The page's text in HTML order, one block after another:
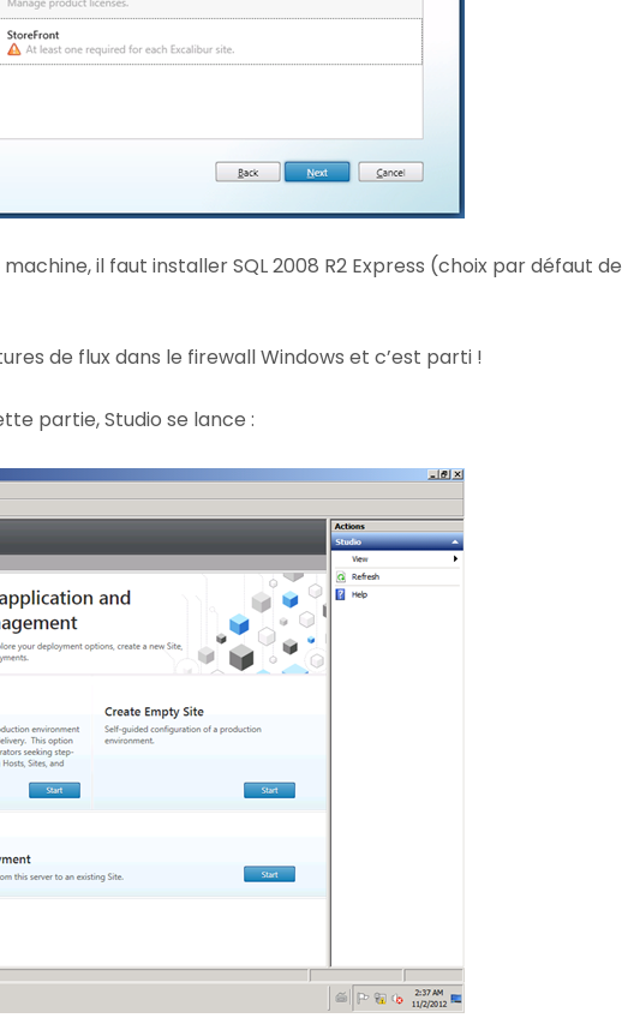
il faut installer SQL 2008 R2 Express (choix par défaut de
de flux dans le firewall Windows et c’est parti !
partie, Studio se lance :